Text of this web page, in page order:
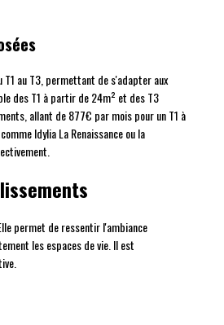
au T3, permettant de s'adapter aux
des T1 à partir de 24m² et des T3
allant de 877€ par mois pour un T1 à
Idylia La Renaissance ou la
permet de ressentir l'ambiance
les espaces de vie. Il est